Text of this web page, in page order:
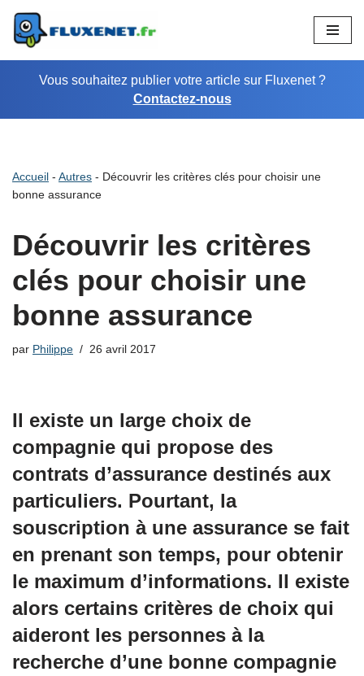
Aller
au
contenuVous souhaitez publier votre article sur Fluxenet ?
Contactez-nous
Accueil - Autres - Découvrir les critères clés pour choisir une
bonne assurance
Découvrir les critères
clés pour choisir une
bonne assurance
par Philippe 26 avril 2017
Il existe un large choix de
compagnie qui propose des
contrats d’assurance destinés aux
particuliers. Pourtant, la
souscription à une assurance se fait
en prenant son temps, pour obtenir
le maximum d’informations. Il existe
alors certains critères de choix qui
aideront les personnes à la
recherche d’une bonne compagnie